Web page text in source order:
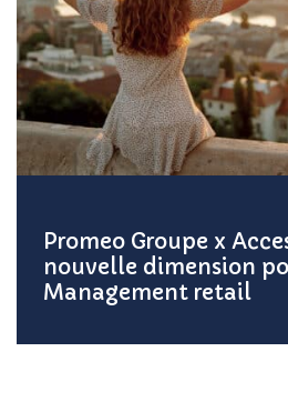
Promeo Groupe x
nouvelle dimension
Management retail